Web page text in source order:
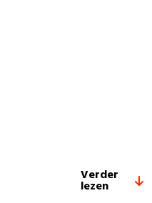
Verder
lezen